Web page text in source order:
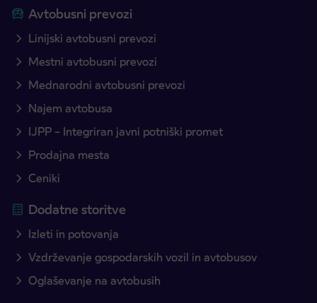
Avtobusni prevozi
Linijski avtobusni prevozi
Mestni avtobusni prevozi
Mednarodni avtobusni prevozi
Najem avtobusa
IJPP – Integriran javni potniški promet
Prodajna mesta
Ceniki
Dodatne storitve
Izleti in potovanja
Vzdrževanje gospodarskih vozil in avtobusov
Oglaševanje na avtobusih